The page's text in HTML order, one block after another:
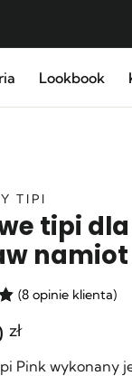
Lookbook
TIPI
tipi
namiot
(8opinie klienta)
zł
Pink wykonany